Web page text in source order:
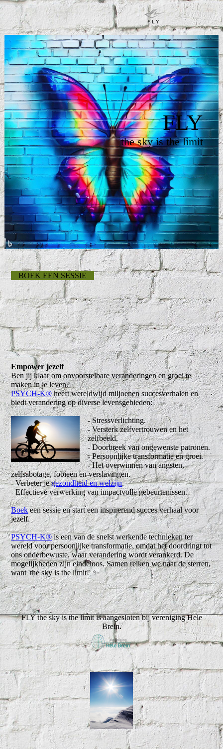
FLY
the sky is the limit
BOEK EEN SESSIE
Empower jezelf
Ben jij klaar om onvoorstelbare veranderingen en groei te
maken in je leven?
PSYCH-K®heeft wereldwijd miljoenen succesverhalen en
biedt verandering op diverse levensgebieden:
- Stressverlichting.
- Versterk zelfvertrouwen en het
zelfbeeld.
- Doorbreek van ongewenste patronen.
- Persoonlijke transformatie en groei.
- Het overwinnen van angsten,
zelfsabotage, fobieën en verslavingen.
- Verbeter jegezondheid en welzijn.
- Effectieve verwerking van impactvolle gebeurtenissen.
Boekeen sessie en start een inspirerend succes verhaal voor
jezelf.
PSYCH-K®is een van de snelst werkende technieken ter
wereld voor persoonlijke transformatie, omdat het doordringt tot
ons onderbewuste, waar verandering wordt verankerd. De
mogelijkheden zijn eindeloos. Samen reiken we naar de sterren,
want 'the sky is the limit!' ✨
FLY the sky is the limit is aangesloten bij vereniging Hele
Brein.